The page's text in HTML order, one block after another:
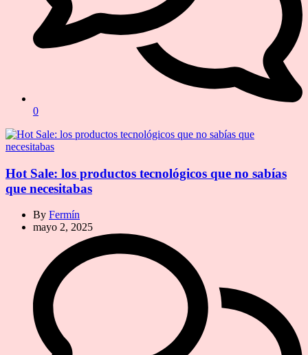
0
Hot Sale: los productos tecnológicos que no sabías
que necesitabas
By Fermín
mayo 2, 2025